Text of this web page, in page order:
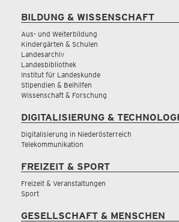
BILDUNG & WISSENSCHAFT
Aus- und Weiterbildung
Kindergärten & Schulen
Landesarchiv
Landesbibliothek
Institut für Landeskunde
Stipendien & Beihilfen
Wissenschaft & Forschung
DIGITALISIERUNG &
Digitalisierung in Niederösterreich
Telekommunikation
FREIZEIT & SPORT
Freizeit & Veranstaltungen
Sport
GESELLSCHAFT & MENSCHEN